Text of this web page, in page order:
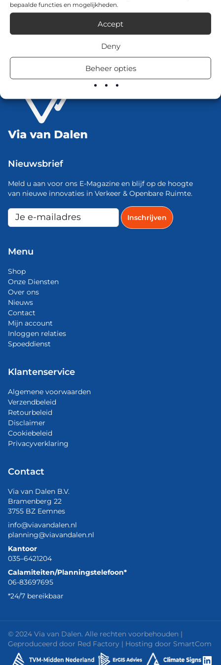
bepaalde functies en mogelijkheden.
Accept
Deny
Beheer opties
Nieuwsbrief
Meld u aan voor ons E-Magazine en blijf op de hoogte
van nieuwe innovaties in Verkeer & Openbare Ruimte.
Menu
Shop
Onze Diensten
Over ons
Nieuws
Contact
Mijn account
Inloggen relaties
Spoeddienst
Klantenservice
Algemene voorwaarden
Verzendbeleid
Retourbeleid
Disclaimer
Cookiebeleid
Privacyverklaring
Contact
Via van Dalen B.V.
Bramenberg 22
3755 BZ Eemnes
info@viavandalen.nl
planning@viavandalen.nl
Kantoor
035–6421204
Calamiteiten/Planningstelefoon*
06-83697695
*24/7 bereikbaar
© 2024 Via van Dalen. Alle rechten voorbehouden |
Geproduceerd door Red Factory | Hosting door SmartCom